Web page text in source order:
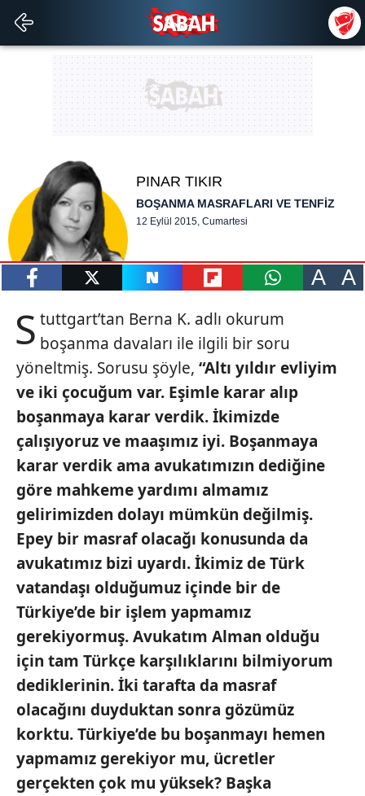
PINAR TIKIR
BOŞANMA MASRAFLARI VE TENFİZ
12 Eylül 2015, Cumartesi
A A
S tuttgart’tan Berna K. adlı okurum
boşanma davaları ile ilgili bir soru
yöneltmiş. Sorusu şöyle, “Altı yıldır evliyim
ve iki çocuğum var. Eşimle karar alıp
boşanmaya karar verdik. İkimizde
çalışıyoruz ve maaşımız iyi. Boşanmaya
karar verdik ama avukatımızın dediğine
göre mahkeme yardımı almamız
gelirimizden dolayı mümkün değilmiş.
Epey bir masraf olacağı konusunda da
avukatımız bizi uyardı. İkimiz de Türk
vatandaşı olduğumuz içinde bir de
Türkiye’de bir işlem yapmamız
gerekiyormuş. Avukatım Alman olduğu
için tam Türkçe karşılıklarını bilmiyorum
dediklerinin. İki tarafta da masraf
olacağını duyduktan sonra gözümüz
korktu. Türkiye’de bu boşanmayı hemen
yapmamız gerekiyor mu, ücretler
gerçekten çok mu yüksek? Başka